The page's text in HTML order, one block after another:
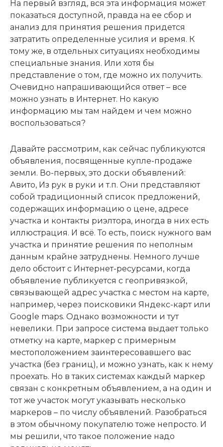
На первый взгляд, вся эта информация может
показаться доступной, правда на ее сбор и
анализ для принятия решения придется
затратить определенные усилия и время. К
тому же, в отдельных ситуациях необходимы
специальные знания. Или хотя бы
представление о том, где можно их получить.
Очевидно напрашивающийся ответ – все
можно узнать в Интернет. Но какую
информацию мы там найдем и чем можно
воспользоваться?
Давайте рассмотрим, как сейчас публикуются
объявления, посвященные купле-продаже
земли. Во-первых, это доски объявлений:
Авито, Из рук в руки и т.п. Они представляют
собой традиционный список предложений,
содержащих информацию о цене, адресе
участка и контакты риэлтора, иногда в них есть
иллюстрация. И всё. То есть, поиск нужного вам
участка и принятие решения по неполным
данным крайне затруднены. Немного лучше
дело обстоит с Интернет-ресурсами, когда
объявление публикуется с геопривязкой,
связывающей адрес участка с местом на карте,
например, через поисковики Яндекс-карт или
Google maps. Однако возможности и тут
невелики. При запросе система выдает только
отметку на карте, маркер с примерным
местоположением заинтересовавшего вас
участка (без границ), и можно узнать, как к нему
проехать. Но в таких системах каждый маркер
связан с конкретным объявлением, а на один и
тот же участок могут указывать несколько
маркеров – по числу объявлений. Разобраться
в этом обычному покупателю тоже непросто. И
мы решили, что такое положение надо